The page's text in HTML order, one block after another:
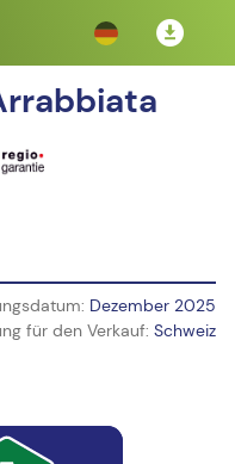
Dezember 2025
für den Verkauf: Schweiz